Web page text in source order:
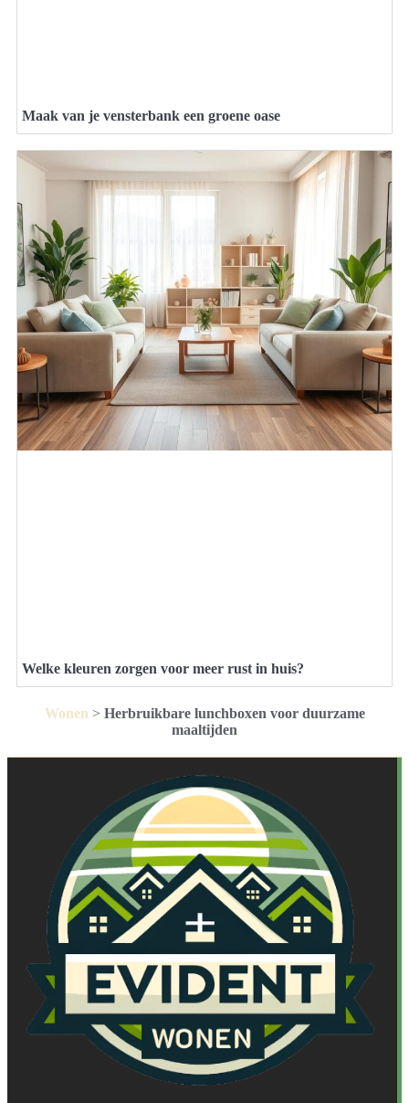
Maak van je vensterbank een groene oase
Welke kleuren zorgen voor meer rust in huis?
Wonen > Herbruikbare lunchboxen voor duurzame
maaltijden